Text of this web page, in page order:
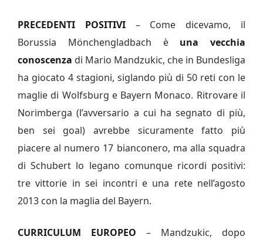
PRECEDENTI POSITIVI– Come dicevamo, il
Borussia Mönchengladbach èuna vecchia
conoscenza di Mario Mandzukic, che in Bundesliga
ha giocato 4 stagioni, siglando più di 50 reti con le
maglie di Wolfsburg e Bayern Monaco. Ritrovare il
Norimberga (l’avversario a cui ha segnato di più,
ben sei goal) avrebbe sicuramente fatto più
piacere al numero 17 bianconero, ma alla squadra
di Schubert lo legano comunque ricordi positivi:
tre vittorie in sei incontri e una rete nell’agosto
2013 con la maglia del Bayern.
CURRICULUM EUROPEO – Mandzukic, dopo